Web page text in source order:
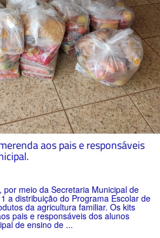
aos pais e responsáveis
meio da Secretaria Municipal de
a distribuição do Programa Escolar de
da agricultura familiar. Os kits
pais e responsáveis dos alunos
de ensino de ...